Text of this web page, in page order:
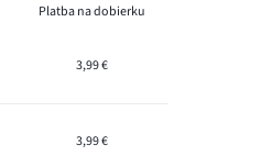
Platba na dobierku
3,99 €
3,99 €